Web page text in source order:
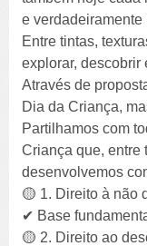
e verdadeiramente
Entre tintas,
explorar, descobrir
Através de
Dia da Criança,
Partilhamos com
Criança que, entre
desenvolvemos
🟡 1. Direito à não
✔ Base
🟡 2. Direito ao